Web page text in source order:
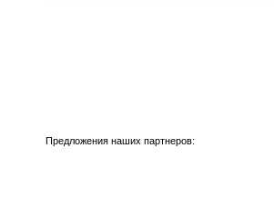
Предложения наших партнеров: